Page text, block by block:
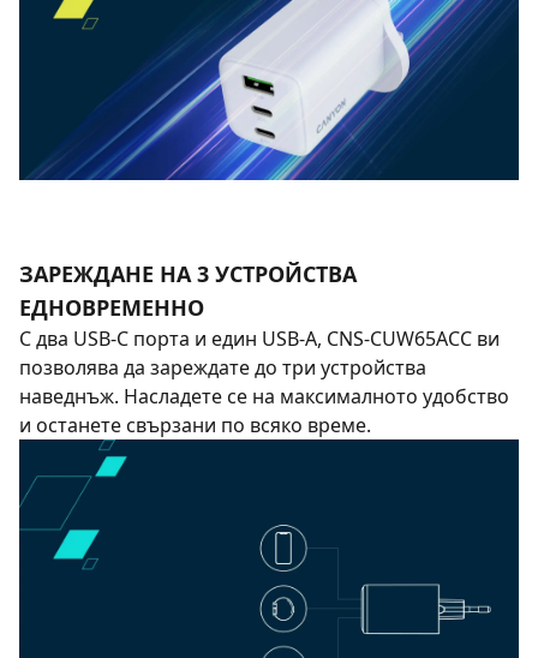
ЗАРЕЖДАНЕ НА 3 УСТРОЙСТВА
ЕДНОВРЕМЕННО
С два USB-C порта и един USB-A, CNS-CUW65ACC ви
позволява да зареждате до три устройства
наведнъж. Насладете се на максималното удобство
и останете свързани по всяко време.